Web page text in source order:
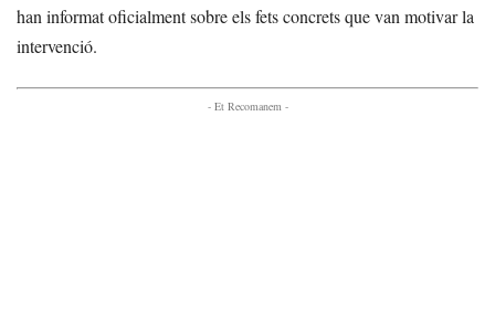
han informat oficialment sobre els fets concrets que van motivar la
intervenció.
- Et Recomanem -